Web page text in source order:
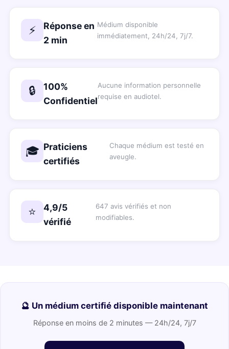
⚡
Réponse en
2 min
Médium disponible
immédiatement, 24h/24, 7j/7.
🔒
100%
Confidentiel
Aucune information personnelle
requise en audiotel.
🎓 Praticiens
certifiés
Chaque médium est testé en
aveugle.
⭐
4,9/5
vérifié
647 avis vérifiés et non
modifiables.
🔮 Un médium certifié disponible maintenant
Réponse en moins de 2 minutes — 24h/24, 7j/7